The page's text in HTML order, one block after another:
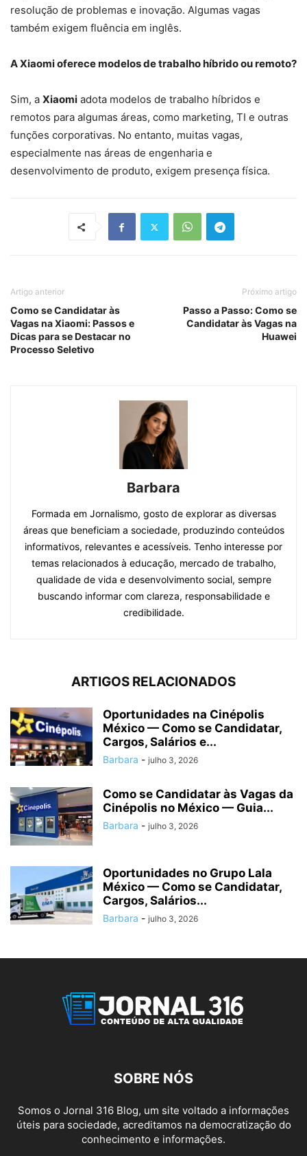
resolução de problemas e inovação. Algumas vagas
também exigem fluência em inglês.
A Xiaomi oferece modelos de trabalho híbrido ou remoto?
Sim, a Xiaomi adota modelos de trabalho híbridos e
remotos para algumas áreas, como marketing, TI e outras
funções corporativas. No entanto, muitas vagas,
especialmente nas áreas de engenharia e
desenvolvimento de produto, exigem presença física.
Artigo anterior
Como se Candidatar às
Vagas na Xiaomi: Passos e
Dicas para se Destacar no
Processo Seletivo
Próximo artigo
Passo a Passo: Como se
Candidatar às Vagas na
Huawei
Barbara
Formada em Jornalismo, gosto de explorar as diversas
áreas que beneficiam a sociedade, produzindo conteúdos
informativos, relevantes e acessíveis. Tenho interesse por
temas relacionados à educação, mercado de trabalho,
qualidade de vida e desenvolvimento social, sempre
buscando informar com clareza, responsabilidade e
credibilidade.
ARTIGOS RELACIONADOS
Oportunidades na Cinépolis
México — Como se Candidatar,
Cargos, Salários e...
Barbara - julho 3, 2026
Como se Candidatar às Vagas da
Cinépolis no México — Guia...
Barbara - julho 3, 2026
Oportunidades no Grupo Lala
México — Como se Candidatar,
Cargos, Salários...
Barbara - julho 3, 2026
SOBRE NÓS
Somos o Jornal 316 Blog, um site voltado a informações
úteis para sociedade, acreditamos na democratização do
conhecimento e informações.